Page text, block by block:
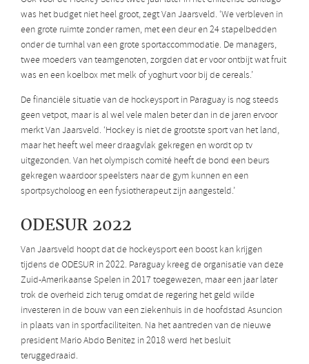
was het budget niet heel groot, zegt Van Jaarsveld. ‘We verbleven in
een grote ruimte zonder ramen, met een deur en 24 stapelbedden
onder de turnhal van een grote sportaccommodatie. De managers,
twee moeders van teamgenoten, zorgden dat er voor ontbijt wat fruit
was en een koelbox met melk of yoghurt voor bij de cereals.’
De financiële situatie van de hockeysport in Paraguay is nog steeds
geen vetpot, maar is al wel vele malen beter dan in de jaren ervoor
merkt Van Jaarsveld. ‘Hockey is niet de grootste sport van het land,
maar het heeft wel meer draagvlak gekregen en wordt op tv
uitgezonden. Van het olympisch comité heeft de bond een beurs
gekregen waardoor speelsters naar de gym kunnen en een
sportpsycholoog en een fysiotherapeut zijn aangesteld.’
ODESUR 2022
Van Jaarsveld hoopt dat de hockeysport een boost kan krijgen
tijdens de ODESUR in 2022. Paraguay kreeg de organisatie van deze
Zuid-Amerikaanse Spelen in 2017 toegewezen, maar een jaar later
trok de overheid zich terug omdat de regering het geld wilde
investeren in de bouw van een ziekenhuis in de hoofdstad Asuncion
in plaats van in sportfaciliteiten. Na het aantreden van de nieuwe
president Mario Abdo Benitez in 2018 werd het besluit
teruggedraaid.